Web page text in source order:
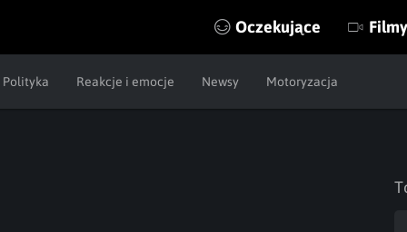
Oczekujące Filmy
Polityka Reakcje i emocje Newsy Motoryzacja